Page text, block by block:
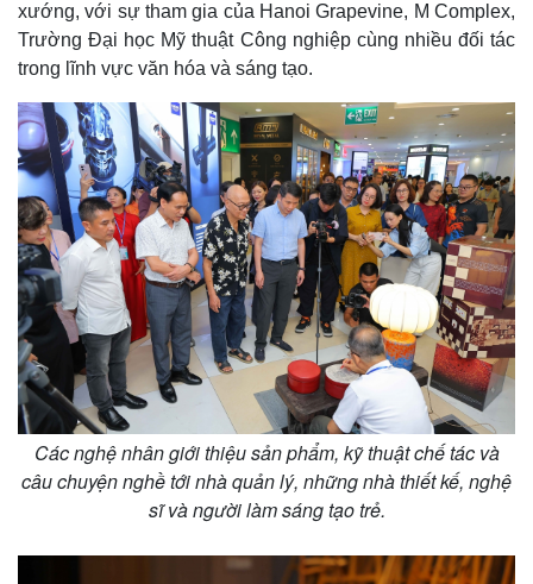
xướng, với sự tham gia của Hanoi Grapevine, M Complex,
Trường Đại học Mỹ thuật Công nghiệp cùng nhiều đối tác
trong lĩnh vực văn hóa và sáng tạo.
Các nghệ nhân giới thiệu sản phẩm, kỹ thuật chế tác và
câu chuyện nghề tới nhà quản lý, những nhà thiết kế, nghệ
sĩ và người làm sáng tạo trẻ.